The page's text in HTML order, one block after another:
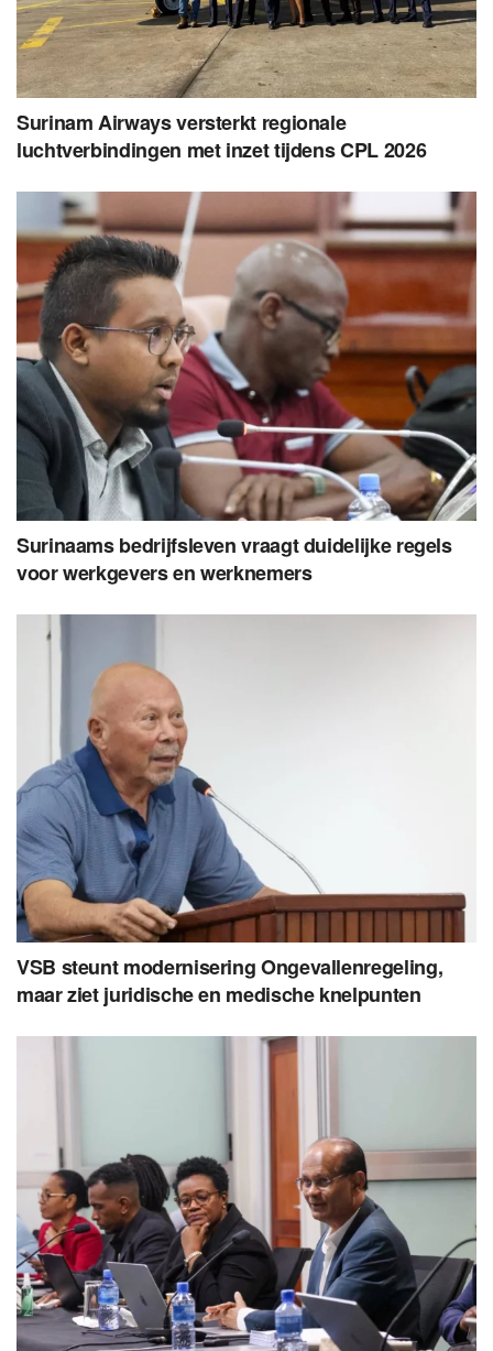
Surinam Airways versterkt regionale
luchtverbindingen met inzet tijdens CPL 2026
Surinaams bedrijfsleven vraagt duidelijke regels
voor werkgevers en werknemers
VSB steunt modernisering Ongevallenregeling,
maar ziet juridische en medische knelpunten